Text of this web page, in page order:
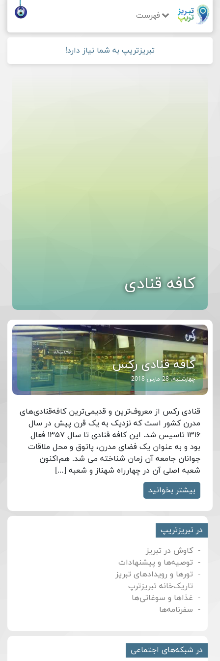
فهرست
تبریزتریپ به شما نیاز دارد!
کافه قنادی
کافه قنادی رکس
چهارشنبه، 28 مارس 2018
قنادی رکس از معروف‌ترین و قدیمی‌ترین کافه‌قنادی‌های
مدرن کشور است که نزدیک به یک قرن پیش در سال
۱۳۱۶ تاسیس شد. این کافه قنادی تا سال ۱۳۵۷ فعال
بود و به عنوان یک فضای مدرن، پاتوق و محل ملاقات
جوانان جامعه آن زمان شناخته می شد. هم‌اکنون
شعبه اصلی آن در چهارراه شهناز و شعبه […]
بیشتر بخوانید
در تبریزتریپ
کاوش در تبریز
توصیه‌ها و پیشنهادات
تورها و رویدادهای تبریز
تاریک‌خانه تبریزترپ
غذاها و سوغاتی‌ها
سفرنامه‌ها
در شبکه‌های اجتماعی